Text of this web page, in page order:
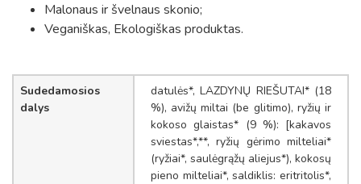
Malonaus ir švelnaus skonio;
Veganiškas, Ekologiškas produktas.
Sudedamosios
dalys
datulės*, LAZDYNŲ RIEŠUTAI* (18
%), avižų miltai (be glitimo), ryžių ir
kokoso glaistas* (9 %): [kakavos
sviestas*,**, ryžių gėrimo milteliai*
(ryžiai*, saulėgrąžų aliejus*), kokosų
pieno milteliai*, saldiklis: eritritolis*,